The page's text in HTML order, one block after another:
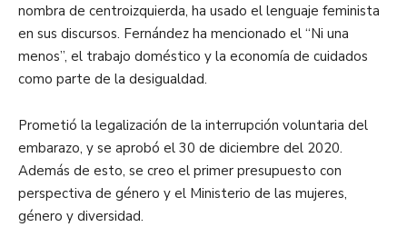
nombra de centroizquierda, ha usado el lenguaje feminista
en sus discursos. Fernández ha mencionado el “Ni una
menos”, el trabajo doméstico y la economía de cuidados
como parte de la desigualdad.
Prometió la legalización de la interrupción voluntaria del
embarazo, y se aprobó el 30 de diciembre del 2020.
Además de esto, se creo el primer presupuesto con
perspectiva de género y el Ministerio de las mujeres,
género y diversidad.